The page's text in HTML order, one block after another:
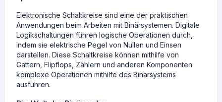
Elektronische Schaltkreise sind eine der praktischen
Anwendungen beim Arbeiten mit Binärsystemen. Digitale
Logikschaltungen führen logische Operationen durch,
indem sie elektrische Pegel von Nullen und Einsen
darstellen. Diese Schaltkreise können mithilfe von
Gattern, Flipflops, Zählern und anderen Komponenten
komplexe Operationen mithilfe des Binärsystems
ausführen.